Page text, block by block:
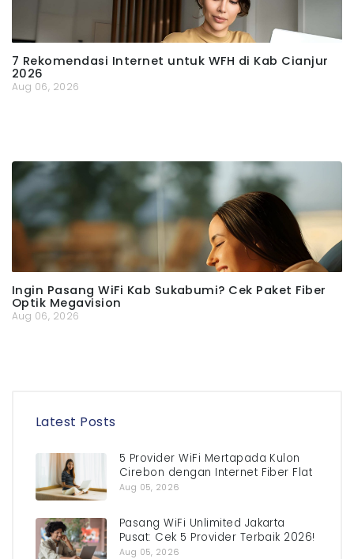
7 Rekomendasi Internet untuk WFH di Kab Cianjur
2026
Aug 06, 2026
Ingin Pasang WiFi Kab Sukabumi? Cek Paket Fiber
Optik Megavision
Aug 06, 2026
Latest Posts
5 Provider WiFi Mertapada Kulon
Cirebon dengan Internet Fiber Flat
Aug 05, 2026
Pasang WiFi Unlimited Jakarta
Pusat: Cek 5 Provider Terbaik 2026!
Aug 05, 2026